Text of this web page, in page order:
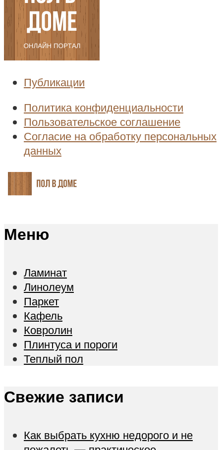
Публикации
Политика конфиденциальности
Пользовательское соглашение
Согласие на обработку персональных
данных
Меню
Ламинат
Линолеум
Паркет
Кафель
Ковролин
Плинтуса и пороги
Теплый пол
Свежие записи
Как выбрать кухню недорого и не